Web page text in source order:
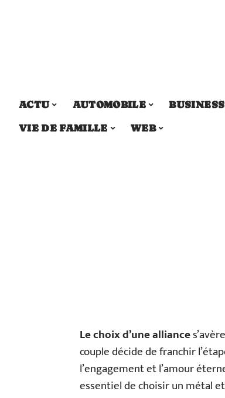
ACTU AUTOMOBILE BUSINESS
VIE DE FAMILLE
WEB
Le choix d’une alliance
couple décide de franchir
l’engagement et l’amour
essentiel de choisir un métal